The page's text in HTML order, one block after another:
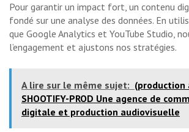
Pour garantir un impact fort, un contenu
fondé sur une analyse des données. En
que Google Analytics et YouTube Studio,
l’engagement et ajustons nos stratégies.
A lire sur le même sujet: (production
SHOOTIFY-PROD Une agence de
digitale et production audiovisuelle